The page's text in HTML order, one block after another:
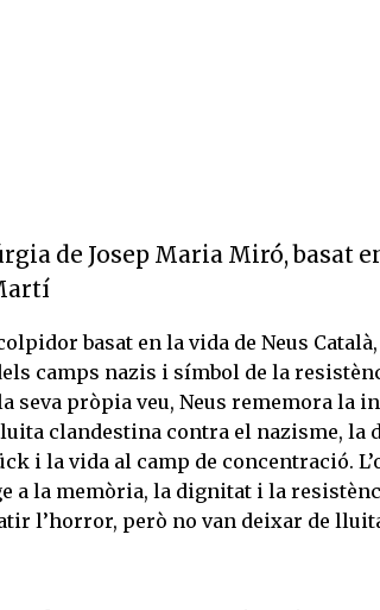
de Josep Maria Miró, basat
basat en la vida de Neus
camps nazis i símbol de la
seva pròpia veu, Neus rememora la
clandestina contra el nazisme, la
i la vida al camp de concentració.
a la memòria, la dignitat i la
l’horror, però no van deixar de